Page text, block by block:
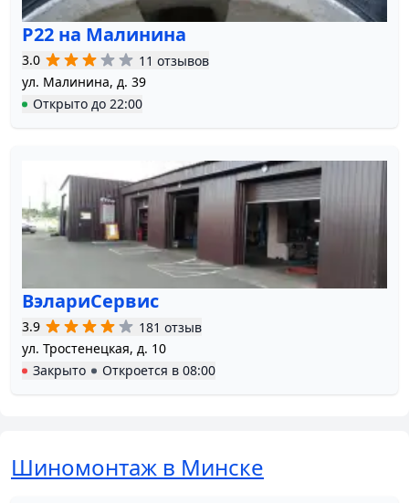
Р22 на Малинина
3.0
11 отзывов
ул. Малинина, д. 39
Открыто до 22:00
ВэлариСервис
3.9
181 отзыв
ул. Тростенецкая, д. 10
Закрыто
Откроется в 08:00
Шиномонтаж в Минске